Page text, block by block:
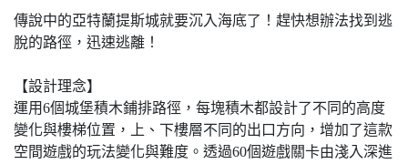
傳說中的亞特蘭提斯城就要沉入海底了！趕快想辦法找到逃
脫的路徑，迅速逃離！
【設計理念】
運用6個城堡積木鋪排路徑，每塊積木都設計了不同的高度
變化與樓梯位置，上、下樓層不同的出口方向，增加了這款
空間遊戲的玩法變化與難度。透過60個遊戲關卡由淺入深進